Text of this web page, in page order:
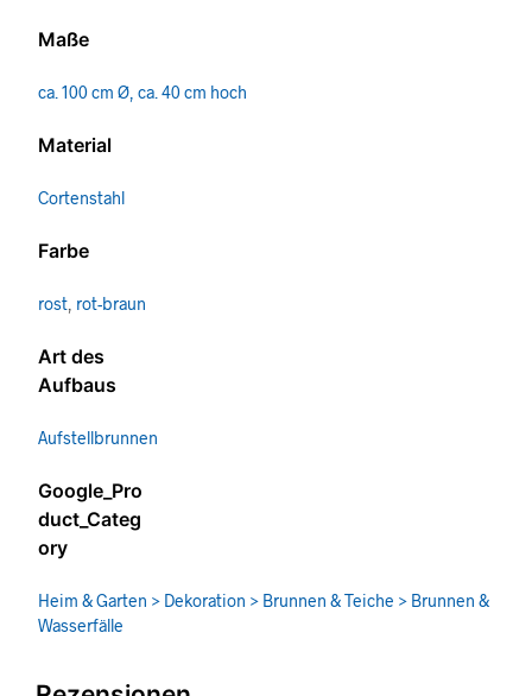
Maße
ca. 100 cm Ø, ca. 40 cm hoch
Material
Cortenstahl
Farbe
rost rot-braun
Art des
Aufbaus
Aufstellbrunnen
Google_Pro
duct_Categ
ory
Heim & Garten > Dekoration > Brunnen & Teiche > Brunnen &
Wasserfälle